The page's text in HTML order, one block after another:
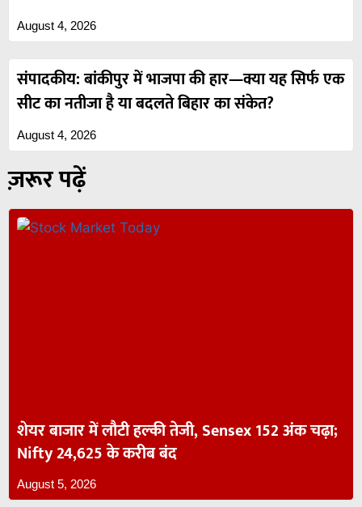
August 4, 2026
संपादकीय: बांकीपुर में भाजपा की हार—क्या यह सिर्फ एक
सीट का नतीजा है या बदलते बिहार का संकेत?
August 4, 2026
ज़रूर पढ़ें
शेयर बाजार में लौटी हल्की तेजी, Sensex 152 अंक चढ़ा;
Nifty 24,625 के करीब बंद
August 5, 2026